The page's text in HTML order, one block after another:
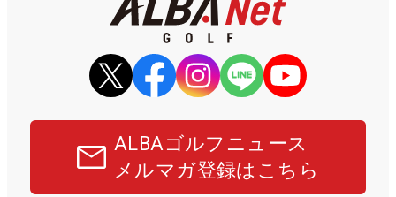
ALBAゴルフニュース
メルマガ登録はこちら